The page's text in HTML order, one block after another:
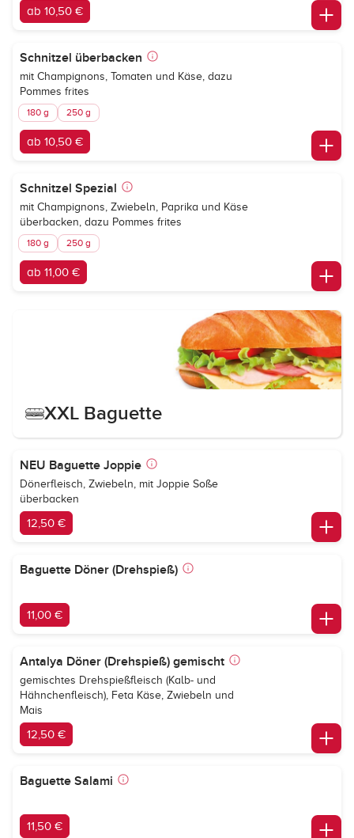
ab 10,50 €
Schnitzel überbacken
mit Champignons, Tomaten und Käse, dazu
Pommes frites
180 g 250 g
ab 10,50 €
Schnitzel Spezial
mit Champignons, Zwiebeln, Paprika und Käse
überbacken, dazu Pommes frites
180 g 250 g
ab 11,00 €
XXL Baguette
NEU Baguette Joppie
Dönerfleisch, Zwiebeln, mit Joppie Soße
überbacken
12,50 €
Baguette Döner (Drehspieß)
11,00 €
Antalya Döner (Drehspieß) gemischt
gemischtes Drehspießfleisch (Kalb- und
Hähnchenfleisch), Feta Käse, Zwiebeln und
Mais
12,50 €
Baguette Salami
11,50 €